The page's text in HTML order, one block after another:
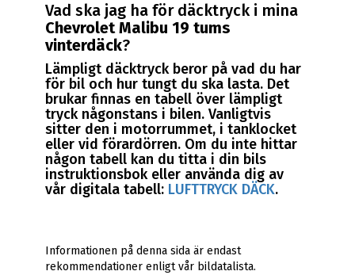
Vad ska jag ha för däcktryck i mina
Chevrolet Malibu 19 tums
vinterdäck?
Lämpligt däcktryck beror på vad du har
för bil och hur tungt du ska lasta. Det
brukar finnas en tabell över lämpligt
tryck någonstans i bilen. Vanligtvis
sitter den i motorrummet, i tanklocket
eller vid förardörren. Om du inte hittar
någon tabell kan du titta i din bils
instruktionsbok eller använda dig av
vår digitala tabell: LUFTTRYCK DÄCK.
Informationen på denna sida är endast
rekommendationer enligt vår bildatalista.